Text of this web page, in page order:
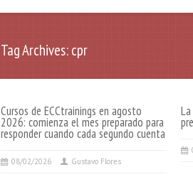
Tag Archives: cpr
Cursos de ECCtrainings en agosto
2026: comienza el mes preparado para
responder cuando cada segundo cuenta
08/02/2026 Gustavo Flores